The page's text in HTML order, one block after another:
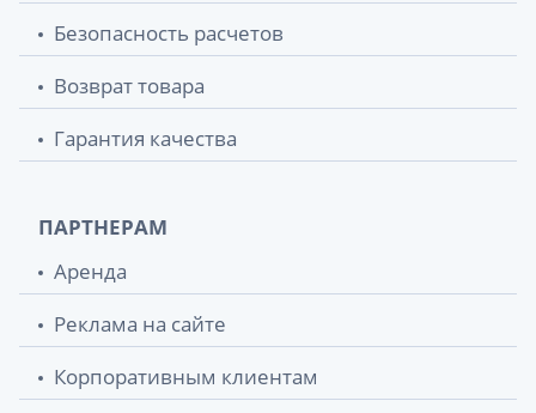
Безопасность расчетов
Возврат товара
Гарантия качества
ПАРТНЕРАМ
Аренда
Реклама на сайте
Корпоративным клиентам